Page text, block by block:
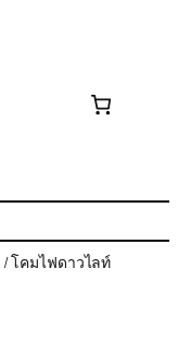
/ โคมไฟดาวไลท์